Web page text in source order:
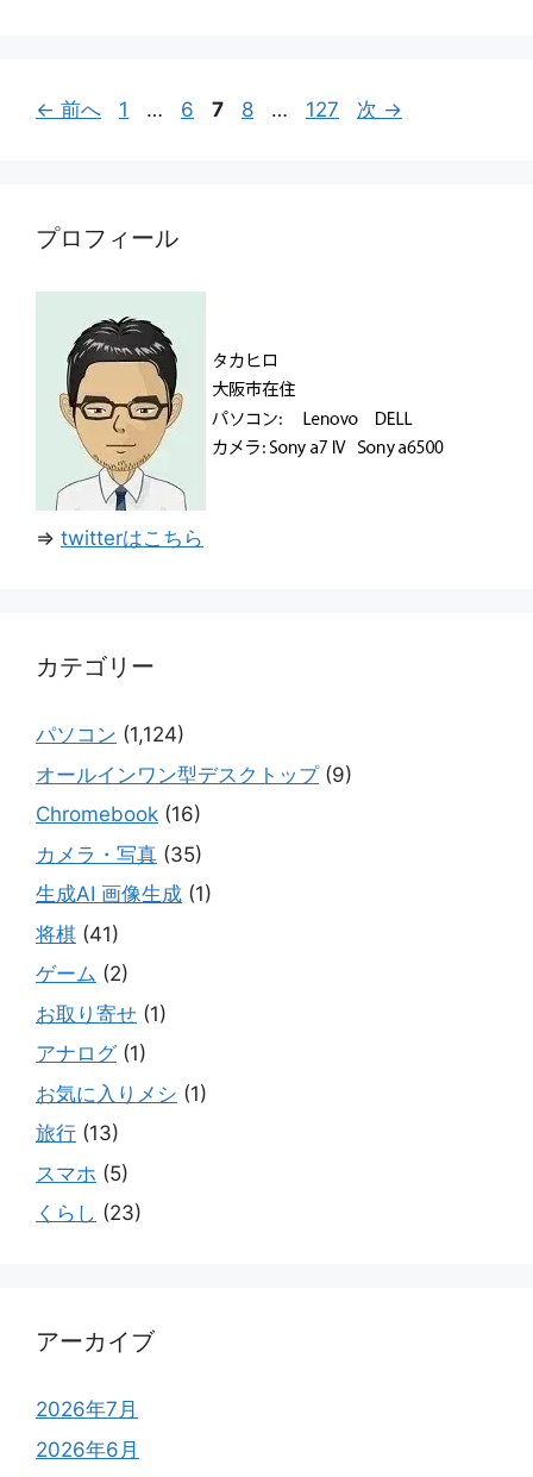
ー
← 前へ
ペ
1 …
ペ
6
ペ
7
ペ
8 …
ペ
127 次 →
プロフィール
⇒ twitterはこちら
カテゴリー
パソコン (1,124)
オールインワン型デスクトップ(9)
Chromebook (16)
カメラ・写真 (35)
生成AI 画像生成 (1)
将棋 (41)
ゲーム (2)
お取り寄せ (1)
アナログ(1)
お気に入りメシ (1)
旅行 (13)
スマホ (5)
くらし (23)
アーカイブ
2026年7月
2026年6月